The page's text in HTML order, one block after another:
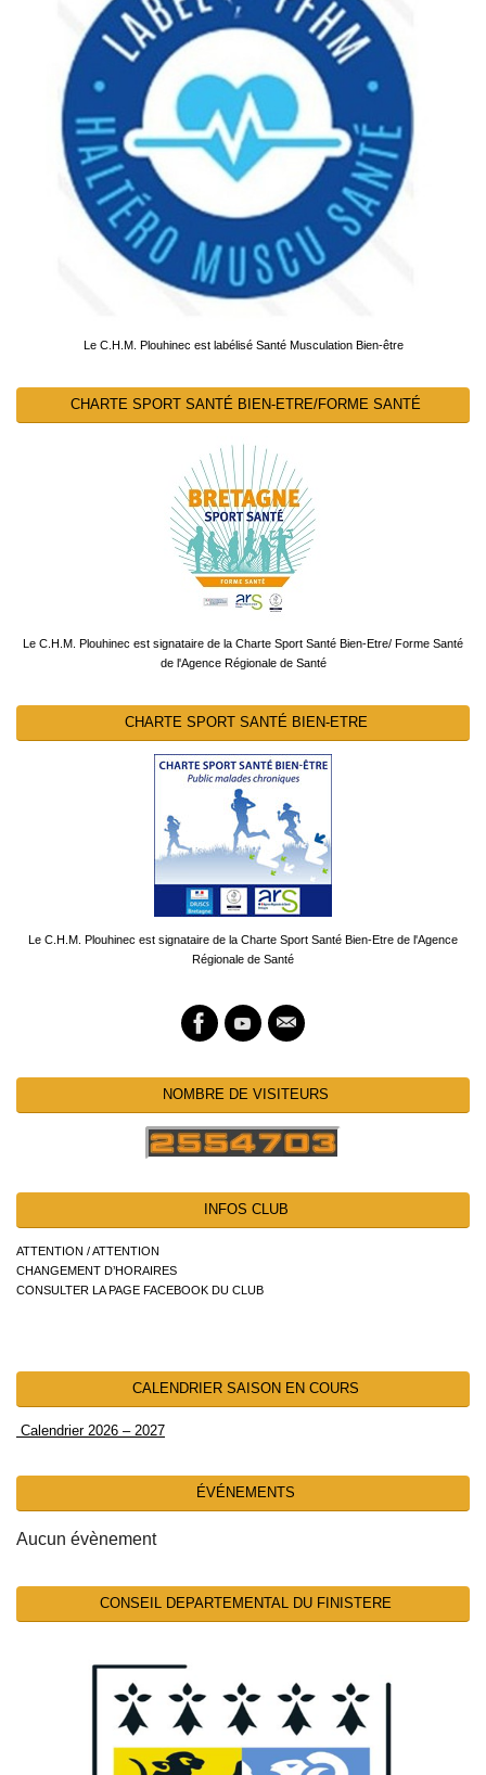
Le C.H.M. Plouhinec est labélisé Santé Musculation Bien-être
CHARTE SPORT SANTÉ BIEN-ETRE/FORME SANTÉ
Le C.H.M. Plouhinec est signataire de la Charte Sport Santé Bien-Etre/ Forme Santé
de l'Agence Régionale de Santé
CHARTE SPORT SANTÉ BIEN-ETRE
Le C.H.M. Plouhinec est signataire de la Charte Sport Santé Bien-Etre de l'Agence
Régionale de Santé
NOMBRE DE VISITEURS
INFOS CLUB
ATTENTION / ATTENTION
CHANGEMENT D’HORAIRES
CONSULTER LA PAGE FACEBOOK DU CLUB
CALENDRIER SAISON EN COURS
Calendrier 2026 – 2027
ÉVÉNEMENTS
Aucun évènement
CONSEIL DEPARTEMENTAL DU FINISTERE